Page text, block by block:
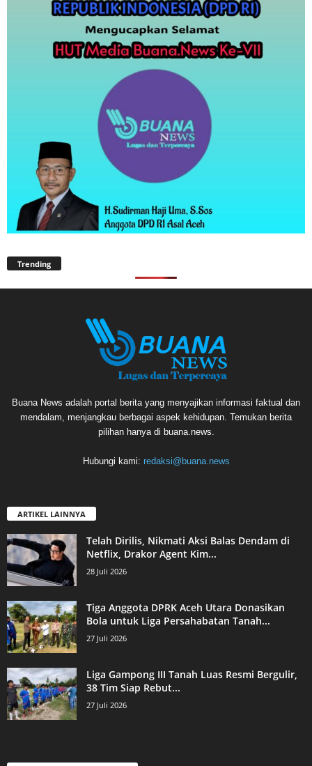
Trending
Buana News adalah portal berita yang menyajikan informasi faktual dan
mendalam, menjangkau berbagai aspek kehidupan. Temukan berita
pilihan hanya di buana.news.
Hubungi kami: redaksi@buana.news
ARTIKEL LAINNYA
Telah Dirilis, Nikmati Aksi Balas Dendam di
Netflix, Drakor Agent Kim...
28 Juli 2026
Tiga Anggota DPRK Aceh Utara Donasikan
Bola untuk Liga Persahabatan Tanah...
27 Juli 2026
Liga Gampong III Tanah Luas Resmi Bergulir,
38 Tim Siap Rebut...
27 Juli 2026